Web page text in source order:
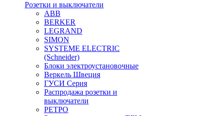
Розетки и выключатели
ABB
BERKER
LEGRAND
SIMON
SYSTEME ELECTRIC
(Schneider)
Блоки электроустановочные
Веркель Швеция
ГУСИ Серия
Распродажа розетки и
выключатели
РЕТРО